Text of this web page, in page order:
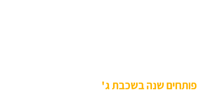
פותחים שנה בשכבת ג'